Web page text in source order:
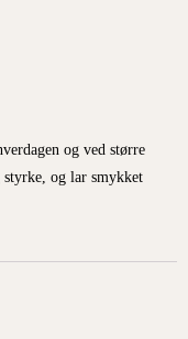
og ved større
og lar smykket